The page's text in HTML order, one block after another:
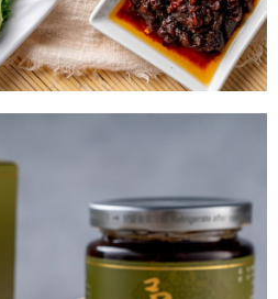
供予台灣大哥大進項蒐集、處理及利用，
需資料之確認、核對及更正。
連結：https://oppay.tw/userRule
款等相關疑問，請聯繫「AFTEE先享後付
support/home
提供之「AFTEE先享後付」服務完成之交
個人資料，並將交易相關給付款項請求債
覽以下網址：
定代理人或監護人之同意方可使用
申辦者引起之損失，本公司不負相關責
將依據個別帳號之用戶狀況，依本公司即
有額度不足之情形，本公司將視審查結果
)免運費
以上)免運費